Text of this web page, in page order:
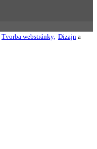
Tvorba webstránky, Dizajn a